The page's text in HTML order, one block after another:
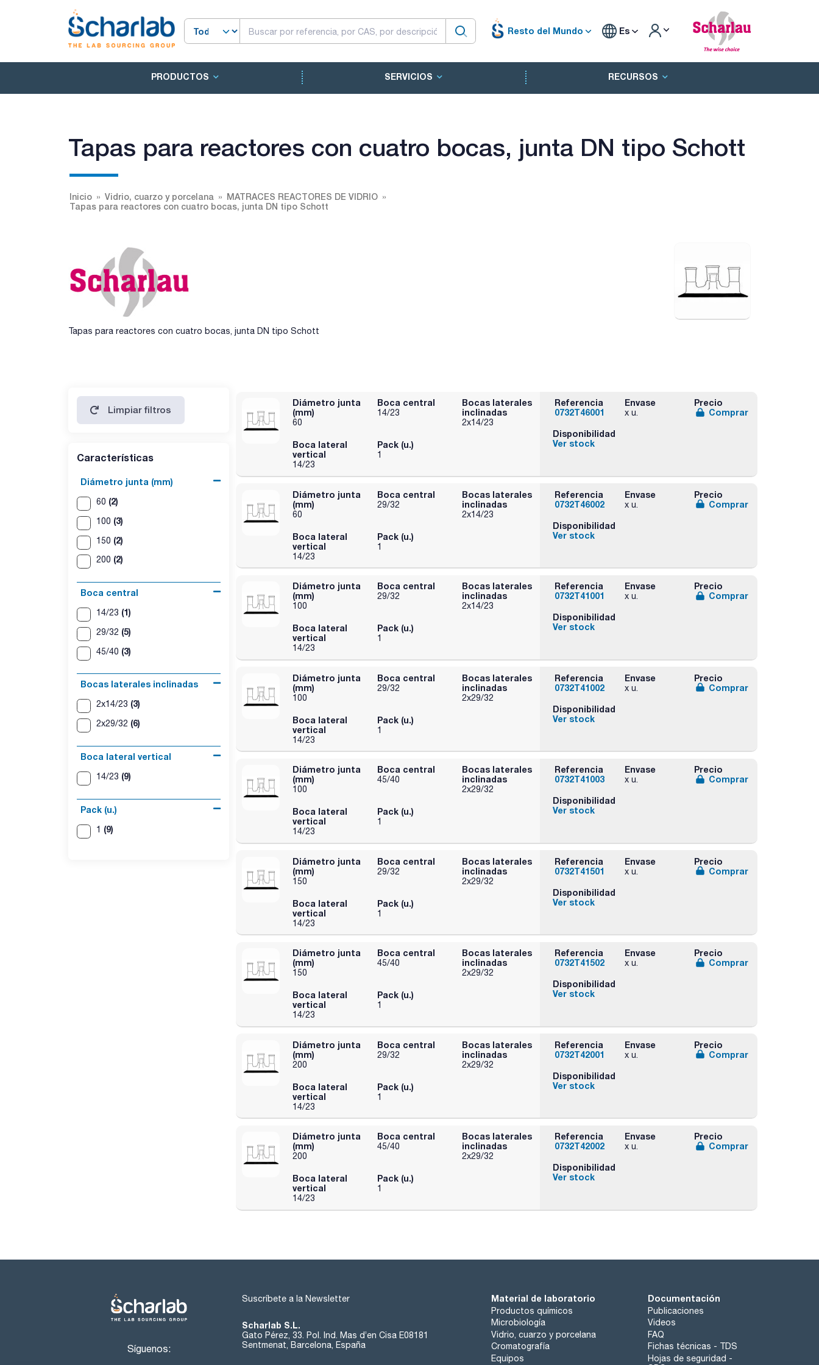
Resto del Mundo Es
PRODUCTOS SERVICIOS RECURSOS
Tapas para reactores con cuatro bocas, junta DN tipo Schott
Inicio Vidrio, cuarzo y porcelana
MATRACES REACTORES DE VIDRIO
Tapas para reactores con cuatro bocas, junta DN tipo Schott
Tapas para reactores con cuatro bocas, junta DN tipo Schott
Limpiar filtros
Características
Diámetro junta (mm)
60 (2)
100 (3)
150 (2)
200 (2)
Boca central
14/23 (1)
29/32 (5)
45/40 (3)
Bocas laterales inclinadas
2x14/23 (3)
2x29/32 (6)
Boca lateral vertical
14/23 (9)
Pack (u.)
1 (9)
Diámetro junta
(mm)
60
Boca central
14/23
Bocas laterales
inclinadas
2x14/23
Boca lateral
vertical
14/23
Pack (u.)
1
Referencia
0732T46001
Envase
x u.
Precio
Comprar
Disponibilidad
Ver stock
Diámetro junta
(mm)
60
Boca central
29/32
Bocas laterales
inclinadas
2x14/23
Boca lateral
vertical
14/23
Pack (u.)
1
Referencia
0732T46002
Envase
x u.
Precio
Comprar
Disponibilidad
Ver stock
Diámetro junta
(mm)
100
Boca central
29/32
Bocas laterales
inclinadas
2x14/23
Boca lateral
vertical
14/23
Pack (u.)
1
Referencia
0732T41001
Envase
x u.
Precio
Comprar
Disponibilidad
Ver stock
Diámetro junta
(mm)
100
Boca central
29/32
Bocas laterales
inclinadas
2x29/32
Boca lateral
vertical
14/23
Pack (u.)
1
Referencia
0732T41002
Envase
x u.
Precio
Comprar
Disponibilidad
Ver stock
Diámetro junta
(mm)
100
Boca central
45/40
Bocas laterales
inclinadas
2x29/32
Boca lateral
vertical
14/23
Pack (u.)
1
Referencia
0732T41003
Envase
x u.
Precio
Comprar
Disponibilidad
Ver stock
Diámetro junta
(mm)
150
Boca central
29/32
Bocas laterales
inclinadas
2x29/32
Boca lateral
vertical
14/23
Pack (u.)
1
Referencia
0732T41501
Envase
x u.
Precio
Comprar
Disponibilidad
Ver stock
Diámetro junta
(mm)
150
Boca central
45/40
Bocas laterales
inclinadas
2x29/32
Boca lateral
vertical
14/23
Pack (u.)
1
Referencia
0732T41502
Envase
x u.
Precio
Comprar
Disponibilidad
Ver stock
Diámetro junta
(mm)
200
Boca central
29/32
Bocas laterales
inclinadas
2x29/32
Boca lateral
vertical
14/23
Pack (u.)
1
Referencia
0732T42001
Envase
x u.
Precio
Comprar
Disponibilidad
Ver stock
Diámetro junta
(mm)
200
Boca central
45/40
Bocas laterales
inclinadas
2x29/32
Boca lateral
vertical
14/23
Pack (u.)
1
Referencia
0732T42002
Envase
x u.
Precio
Comprar
Disponibilidad
Ver stock
Síguenos:
Suscríbete a la Newsletter
Scharlab S.L.
Gato Pérez, 33. Pol. Ind. Mas d’en Cisa E08181
Sentmenat, Barcelona, España
Material de laboratorio
Productos químicos
Microbiología
Vidrio, cuarzo y porcelana
Cromatografía
Equipos
Documentación
Publicaciones
Videos
FAQ
Fichas técnicas - TDS
Hojas de seguridad -